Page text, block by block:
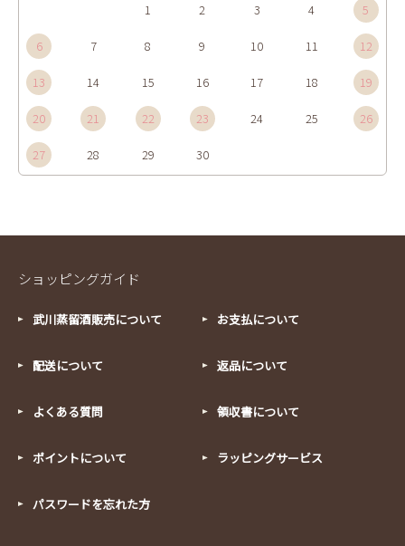
1 2 3 4 5
6 7 8 9 10 11 12
13 14 15 16 17 18 19
20 21 22 23 24 25 26
27 28 29 30
ショッピングガイド
武川蒸留酒販売について お支払について
配送について 返品について
よくある質問 領収書について
ポイントについて ラッピングサービス
パスワードを忘れた方